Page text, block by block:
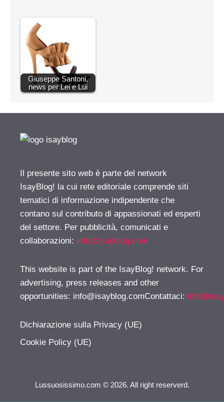
Giuseppe Santoni,
news per Lei e Lui
Il presente sito web è parte del network
IsayBlog! la cui rete editoriale comprende siti
tematici di informazione indipendente che
contano sul contributo di appassionati ed esperti
del settore. Per pubblicità, comunicati e
collaborazioni: info@isayblog.com
This website is part of the IsayBlog! network. For
advertising, press releases and other
opportunities: info@isayblog.comContattaci:
Dichiarazione sulla Privacy (UE)
Cookie Policy (UE)
Lussuosissimo.com © 2026. All right reserverd.